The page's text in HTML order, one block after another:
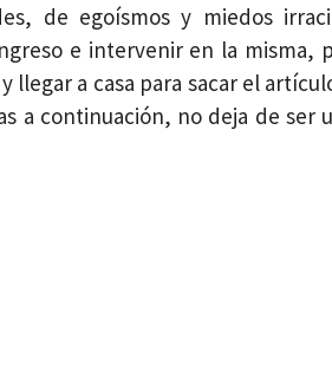
de egoísmos y miedos
e intervenir en la misma,
a casa para sacar el
a continuación, no deja de ser